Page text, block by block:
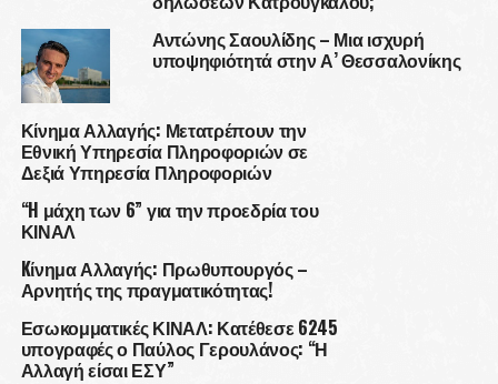
Αντώνης Σαουλίδης – Μια ισχυρή
υποψηφιότητά στην Α’ Θεσσαλονίκης
Κίνημα Αλλαγής: Μετατρέπουν την
Εθνική Υπηρεσία Πληροφοριών σε
Δεξιά Υπηρεσία Πληροφοριών
“H μάχη των 6” για την προεδρία του
ΚΙΝΑΛ
Kίνημα Αλλαγής: Πρωθυπουργός –
Αρνητής της πραγματικότητας!
Εσωκομματικές ΚΙΝΑΛ: Κατέθεσε 6245
υπογραφές ο Παύλος Γερουλάνος: “Η
Αλλαγή είσαι ΕΣΥ”